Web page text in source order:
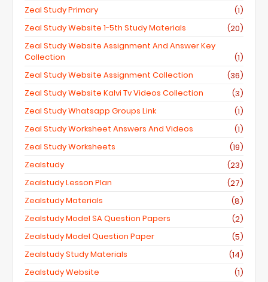
Zeal Study Primary
(1)
Zeal Study Website 1-5th Study Materials
(20)
Zeal Study Website Assignment And Answer Key
Collection
(1)
Zeal Study Website Assignment Collection
(36)
Zeal Study Website Kalvi Tv Videos Collection
(3)
Zeal Study Whatsapp Groups Link
(1)
Zeal Study Worksheet Answers And Videos
(1)
Zeal Study Worksheets
(19)
Zealstudy
(23)
Zealstudy Lesson Plan
(27)
Zealstudy Materials
(8)
Zealstudy Model SA Question Papers
(2)
Zealstudy Model Question Paper
(5)
Zealstudy Study Materials
(14)
Zealstudy Website
(1)